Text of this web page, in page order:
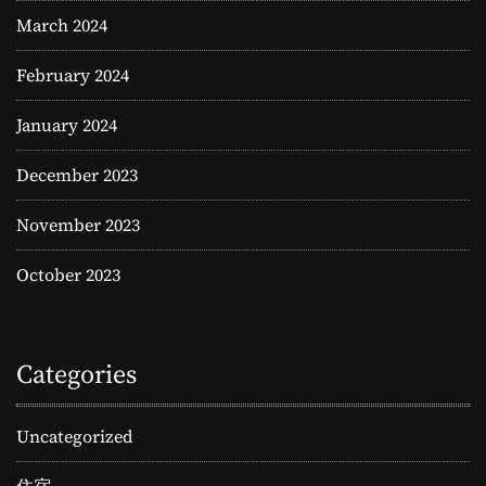
March 2024
February 2024
January 2024
December 2023
November 2023
October 2023
Categories
Uncategorized